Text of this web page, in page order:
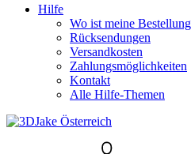
Hilfe
Wo ist meine
Rücksendungen
Versandkosten
Zahlungsmöglichkeiten
Kontakt
Alle Hilfe-Themen